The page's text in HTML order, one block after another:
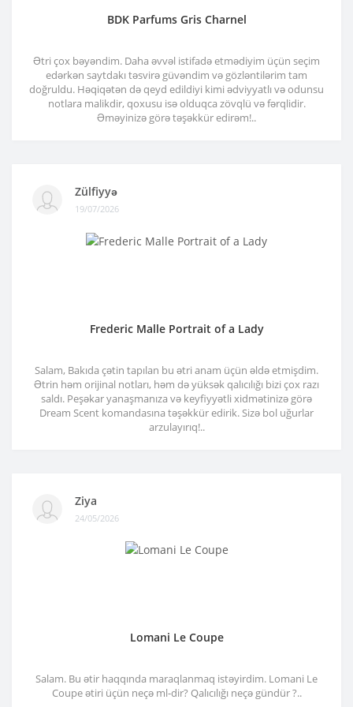
BDK Parfums Gris Charnel
Ətri çox bəyəndim. Daha əvvəl istifadə etmədiyim üçün seçim
edərkən saytdakı təsvirə güvəndim və gözləntilərim tam
doğruldu. Həqiqətən də qeyd edildiyi kimi ədviyyatlı və odunsu
notlara malikdir, qoxusu isə olduqca zövqlü və fərqlidir.
Əməyinizə görə təşəkkür edirəm!..
Zülfiyyə
19/07/2026
Frederic Malle Portrait of a Lady
Salam, Bakıda çətin tapılan bu ətri anam üçün əldə etmişdim.
Ətrin həm orijinal notları, həm də yüksək qalıcılığı bizi çox razı
saldı. Peşəkar yanaşmanıza və keyfiyyətli xidmətinizə görə
Dream Scent komandasına təşəkkür edirik. Sizə bol uğurlar
arzulayırıq!..
Ziya
24/05/2026
Lomani Le Coupe
Salam. Bu ətir haqqında maraqlanmaq istəyirdim. Lomani Le
Coupe ətiri üçün neçə ml-dir? Qalıcılığı neçə gündür ?..